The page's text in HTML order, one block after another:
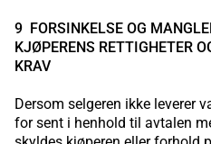
9 FORSINKELSE OG
KJØPERENS RETTIGHETER
KRAV
Dersom selgeren ikke leverer
for sent i henhold til avtalen